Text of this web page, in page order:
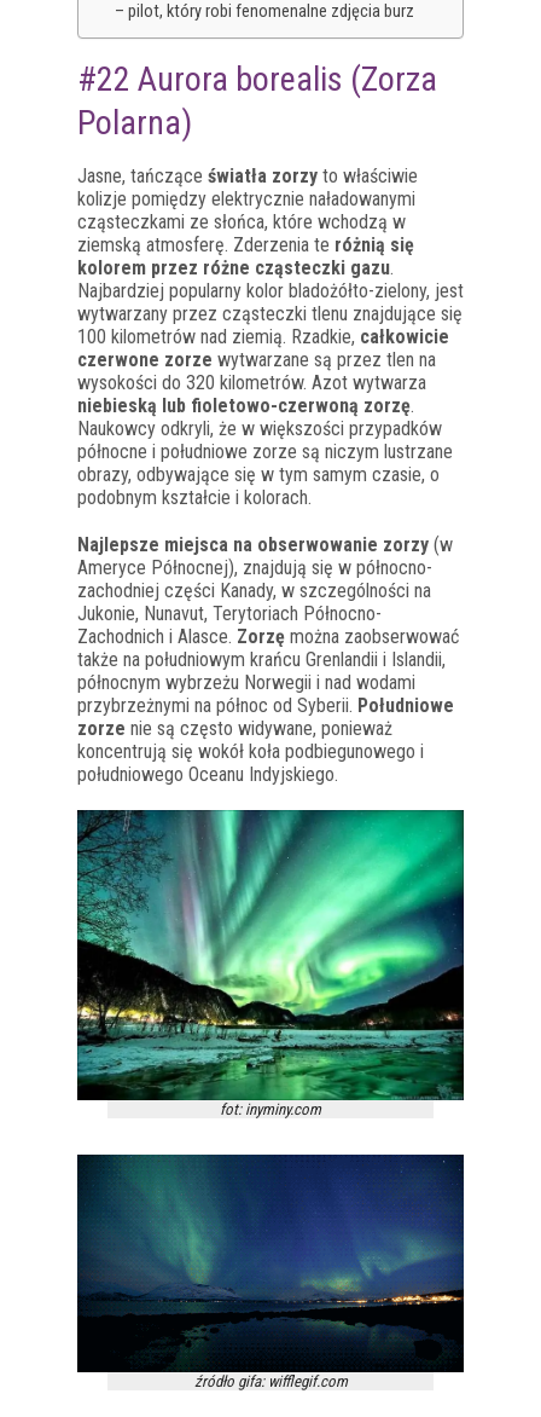
– pilot, który robi fenomenalne zdjęcia burz
#22 Aurora borealis (Zorza
Polarna)
Jasne, tańczące światła zorzy to właściwie
kolizje pomiędzy elektrycznie naładowanymi
cząsteczkami ze słońca, które wchodzą w
ziemską atmosferę. Zderzenia te różnią się
kolorem przez różne cząsteczki gazu.
Najbardziej popularny kolor bladożółto-zielony, jest
wytwarzany przez cząsteczki tlenu znajdujące się
100 kilometrów nad ziemią. Rzadkie, całkowicie
czerwone zorze wytwarzane są przez tlen na
wysokości do 320 kilometrów. Azot wytwarza
niebieską lub fioletowo-czerwoną zorzę.
Naukowcy odkryli, że w większości przypadków
północne i południowe zorze są niczym lustrzane
obrazy, odbywające się w tym samym czasie, o
podobnym kształcie i kolorach.
Najlepsze miejsca na obserwowanie zorzy (w
Ameryce Północnej), znajdują się w północno-
zachodniej części Kanady, w szczególności na
Jukonie, Nunavut, Terytoriach Północno-
Zachodnich i Alasce. Zorzę można zaobserwować
także na południowym krańcu Grenlandii i Islandii,
północnym wybrzeżu Norwegii i nad wodami
przybrzeżnymi na północ od Syberii. Południowe
zorze nie są często widywane, ponieważ
koncentrują się wokół koła podbiegunowego i
południowego Oceanu Indyjskiego.
fot: inyminy.com
źródło gifa: wifflegif.com